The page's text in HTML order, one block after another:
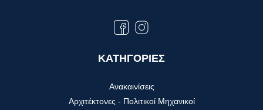
ΚΑΤΗΓΟΡΙΕΣ
Ανακαινίσεις
Αρχιτέκτονες - Πολιτικοί Μηχανικοί